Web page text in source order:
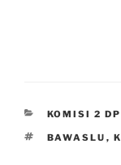
KOMISI 2
TAGS
BAWASLU ,